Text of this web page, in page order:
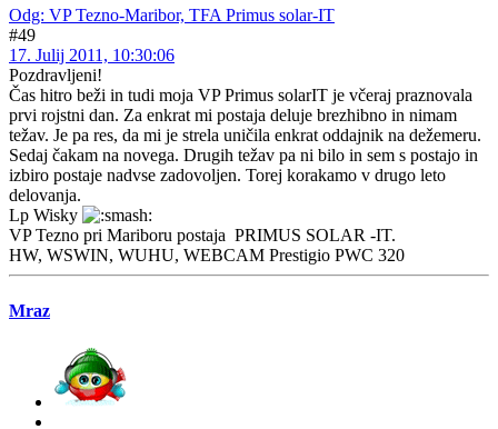
Odg: VP Tezno-Maribor, TFA Primus solar-IT
#49
17. Julij 2011, 10:30:06
Pozdravljeni!
Čas hitro beži in tudi moja VP Primus solarIT je včeraj praznovala
prvi rojstni dan. Za enkrat mi postaja deluje brezhibno in nimam
težav. Je pa res, da mi je strela uničila enkrat oddajnik na dežemeru.
Sedaj čakam na novega. Drugih težav pa ni bilo in sem s postajo in
izbiro postaje nadvse zadovoljen. Torej korakamo v drugo leto
delovanja.
Lp Wisky
VP Tezno pri Mariboru postaja PRIMUS SOLAR -IT.
HW, WSWIN, WUHU, WEBCAM Prestigio PWC 320
Mraz